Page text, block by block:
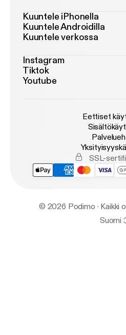
Kuuntele iPhonella
Kuuntele Androidilla
Kuuntele verkossa
Instagram
Tiktok
Youtube
Eettiset
SSL-
© 2026 Podimo · Kaikki
Suomi